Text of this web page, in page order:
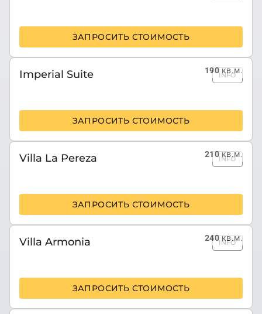
ЗАПРОСИТЬ СТОИМОСТЬ
190кв.м.
Imperial Suite INFO
ЗАПРОСИТЬ СТОИМОСТЬ
210кв.м.
Villa La Pereza INFO
ЗАПРОСИТЬ СТОИМОСТЬ
240кв.м.
Villa Armonia INFO
ЗАПРОСИТЬ СТОИМОСТЬ